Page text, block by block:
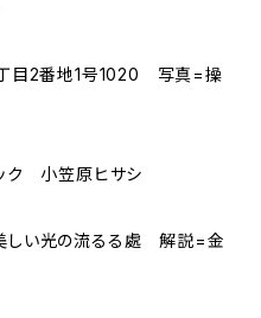
目2番地1号1020 写真=操
ク 小笠原ヒサシ
い光の流るる處 解説=金